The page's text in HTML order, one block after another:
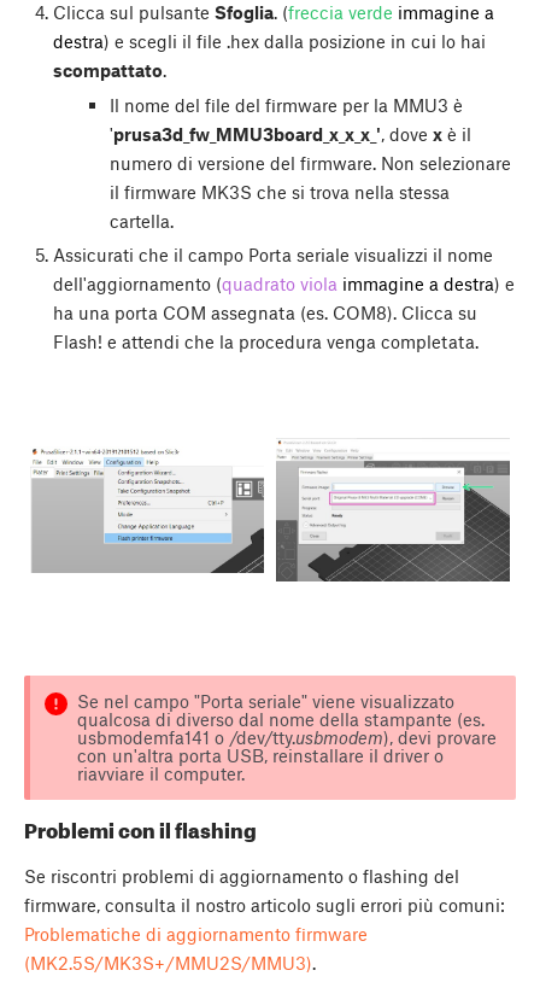
Clicca sul pulsante Sfoglia. (freccia verde immagine a
destra) e scegli il file .hex dalla posizione in cui lo hai
scompattato.
Il nome del file del firmware per la MMU3 è
'prusa3d_fw_MMU3board_x_x_x_' , dovex è il
numero di versione del firmware. Non selezionare
il firmware MK3S che si trova nella stessa
cartella.
Assicurati che il campo Porta seriale visualizzi il nome
dell'aggiornamento (quadrato viola immagine a destra) e
ha una porta COM assegnata (es. COM8). Clicca su
Flash! e attendi che la procedura venga completata.
Se nel campo "Porta seriale" viene visualizzato
qualcosa di diverso dal nome della stampante (es.
usbmodemfa141 o /dev/tty.usbmodem), devi provare
con un'altra porta USB, reinstallare il driver o
riavviare il computer.
Problemi con il flashing
Se riscontri problemi di aggiornamento o flashing del
firmware, consulta il nostro articolo sugli errori più comuni:
Problematiche di aggiornamento firmware
(MK2.5S/MK3S+/MMU2S/MMU3).